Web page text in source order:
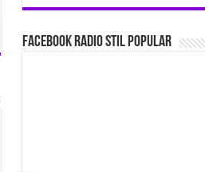
Facebook Radio Stil Popular